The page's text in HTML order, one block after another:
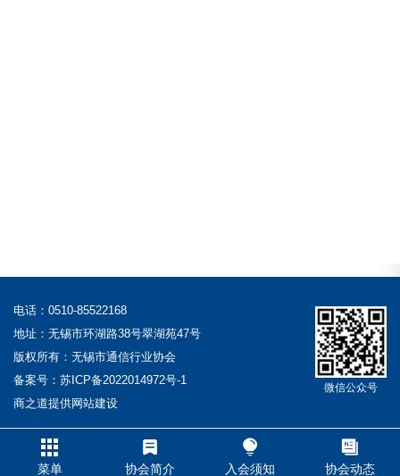
微信公众号
电话：0510-85522168
地址：无锡市环湖路38号翠湖苑47号
版权所有：无锡市通信行业协会
备案号： 苏ICP备2022014972号-1
商之道提供网站建设
菜单 协会简介 入会须知 协会动态